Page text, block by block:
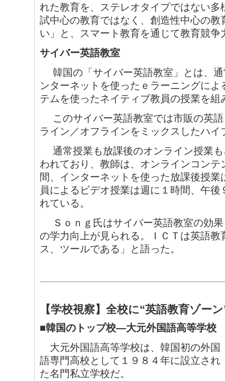
れた教育を、ステレオタイプではない
試中心の教育ではなく、創造性中心の
い」と、スマート教育を通じて教育競
サイバー英語教室
韓国の「サイバー英語教室」とは、通
ンターネットを使ったｅラーニングに
テムを使ったネイティブ教員の授業を組
このサイバー英語教室では市販の英語
ライン／オフラインをミックスしたハ
通常授業も放課後のオンライン授業も
われており、教師は、オンラインコン
間、インターネットを使った放課後授
員によるビデオ授業は週に１時間、午
れている。
Ｓｏｎｇ氏はサイバー英語教室の効果
の学力向上が見られる。ＩＣＴは英語
ス、ツールである」と語った。
【学校視察】全校に“英語教育ゾー
■韓国のトップ校―大元外国語高等学校
大元外国語高等学校は、韓国初の外国
語専門高校として１９８４年に設立され
た名門私立学校だ。